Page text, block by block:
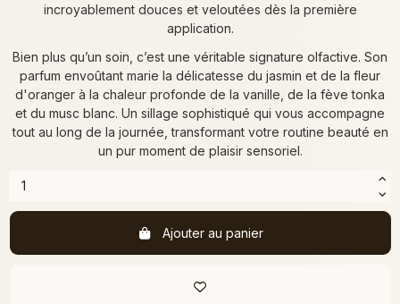
incroyablement douces et veloutées dès la première
application.
Bien plus qu’un soin, c’est une véritable signature olfactive. Son
parfum envoûtant marie la délicatesse du jasmin et de la fleur
d'oranger à la chaleur profonde de la vanille, de la fève tonka
et du musc blanc. Un sillage sophistiqué qui vous accompagne
tout au long de la journée, transformant votre routine beauté en
un pur moment de plaisir sensoriel.
Ajouter au panier